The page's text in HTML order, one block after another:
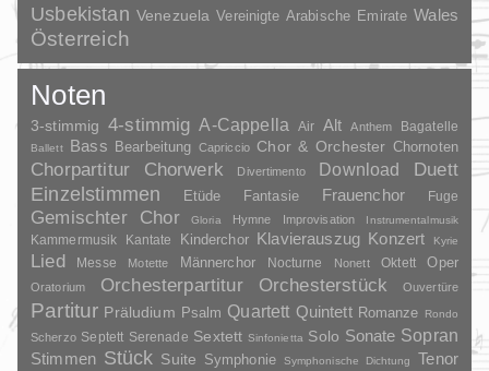
Usbekistan Venezuela Vereinigte Arabische Emirate Wales
Österreich
Noten
3-stimmig 4-stimmig A-Cappella Air Alt Anthem Bagatelle
Ballett Bass Bearbeitung Capriccio Chor & Orchester Chornoten
Chorpartitur Chorwerk Divertimento Download
Duett
Einzelstimmen
Etüde Fantasie Frauenchor Fuge
Gemischter Chor Gloria Hymne Improvisation Instrumentalmusik
Kammermusik Kantate Kinderchor Klavierauszug Konzert Kyrie
Lied Messe Motette Männerchor Nocturne Nonett Oktett Oper
Oratorium Orchesterpartitur Orchesterstück Ouvertüre
Partitur Präludium Psalm Quartett Quintett Romanze Rondo
Scherzo Septett Serenade Sextett Sinfonietta Solo Sonate Sopran
Stimmen Stück Suite Symphonie Symphonische Dichtung Tenor